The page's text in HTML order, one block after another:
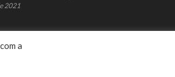
2021
a